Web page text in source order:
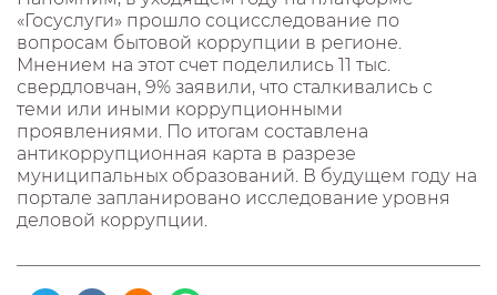
«Госуслуги» прошло социсследование по
вопросам бытовой коррупции в регионе.
Мнением на этот счет поделились 11 тыс.
свердловчан, 9% заявили, что сталкивались с
теми или иными коррупционными
проявлениями. По итогам составлена
антикоррупционная карта в разрезе
муниципальных образований. В будущем году на
портале запланировано исследование уровня
деловой коррупции.